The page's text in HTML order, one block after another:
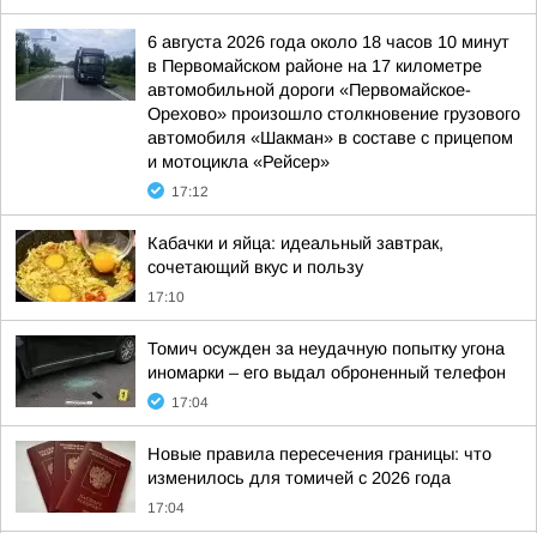
6 августа 2026 года около 18 часов 10 минут
в Первомайском районе на 17 километре
автомобильной дороги «Первомайское-
Орехово» произошло столкновение грузового
автомобиля «Шакман» в составе с прицепом
и мотоцикла «Рейсер»
17:12
Кабачки и яйца: идеальный завтрак,
сочетающий вкус и пользу
17:10
Томич осужден за неудачную попытку угона
иномарки – его выдал оброненный телефон
17:04
Новые правила пересечения границы: что
изменилось для томичей с 2026 года
17:04